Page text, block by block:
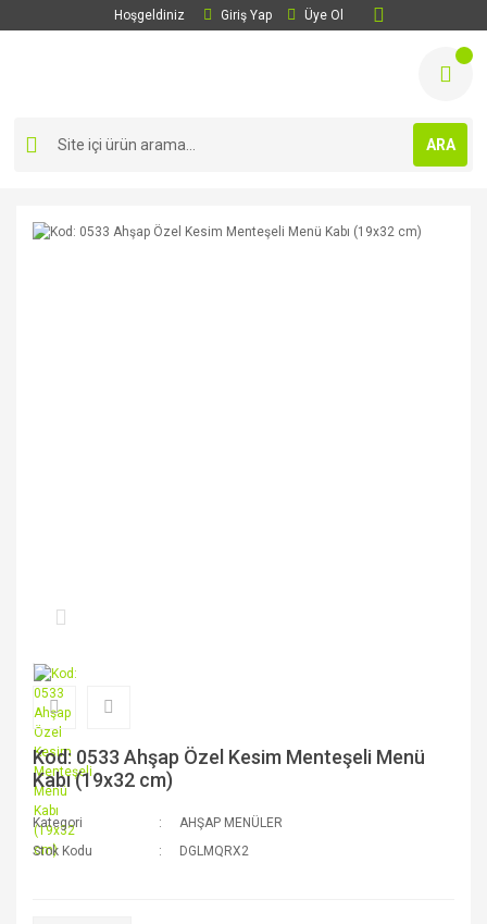
Hoşgeldiniz Giriş Yap Üye Ol
ARA
Kod: 0533 Ahşap Özel Kesim Menteşeli Menü
Kabı (19x32 cm)
Kategori
AHŞAP MENÜLER
Stok Kodu
DGLMQRX2